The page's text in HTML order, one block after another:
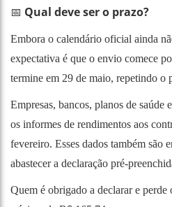
📅 Qual deve ser o prazo?
Embora o calendário oficial ainda
expectativa é que o envio comece
termine em 29 de maio, repetindo o
Empresas, bancos, planos de saúde
os informes de rendimentos aos
fevereiro. Esses dados também são
abastecer a declaração pré-
Quem é obrigado a declarar e perde